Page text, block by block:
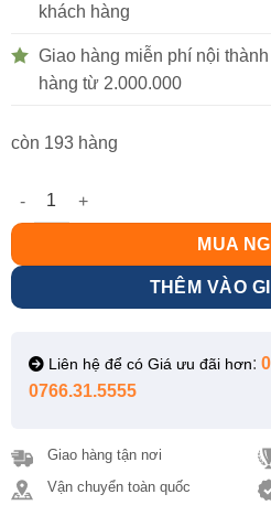
khách hàng
Giao hàng miễn phí nội
hàng từ 2.000.000
còn 193 hàng
Đầu báo khói Horing 12VDC AH-
MUA
THÊM VÀO
Liên hệ để có Giá ưu đãi hơn:
0766.31.5555
Giao hàng tận nơi
Vận chuyển toàn quốc